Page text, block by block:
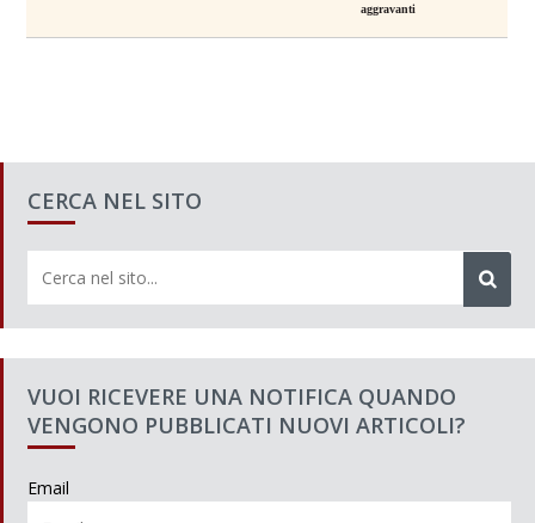
aggravanti
CERCA NEL SITO
VUOI RICEVERE UNA NOTIFICA QUANDO
VENGONO PUBBLICATI NUOVI ARTICOLI?
Email